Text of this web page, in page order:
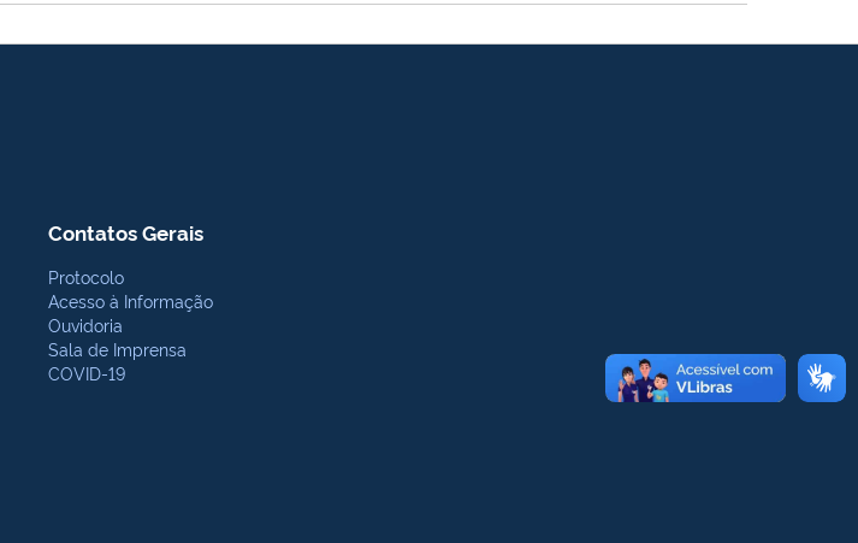
Contatos Gerais
Protocolo
Acesso à Informação
Ouvidoria
Sala de Imprensa
COVID-19